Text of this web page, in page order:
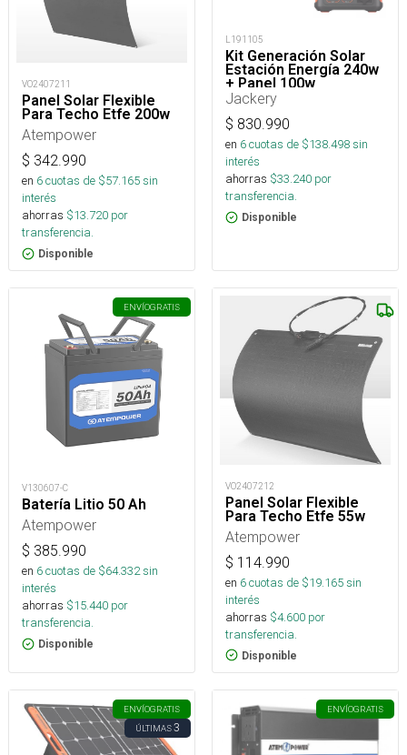
VO2407211
Panel Solar Flexible
Para Techo Etfe 200w
Atempower
$ 342.990
en 6cuotas de $57.165sin
interés
ahorras $13.720 por
transferencia.
Disponible
L191105
Kit Generación Solar
Estación Energía 240w
+ Panel 100w
Jackery
$ 830.990
en 6cuotas de $138.498sin
interés
ahorras $33.240 por
transferencia.
Disponible
ENVÍOGRATIS
V130607-C
Batería Litio 50 Ah
Atempower
$ 385.990
en 6cuotas de $64.332sin
interés
ahorras $15.440 por
transferencia.
Disponible
VO2407212
Panel Solar Flexible
Para Techo Etfe 55w
Atempower
$ 114.990
en 6cuotas de $19.165sin
interés
ahorras $4.600 por
transferencia.
Disponible
ENVÍOGRATIS
ÚLTIMAS3
ENVÍOGRATIS